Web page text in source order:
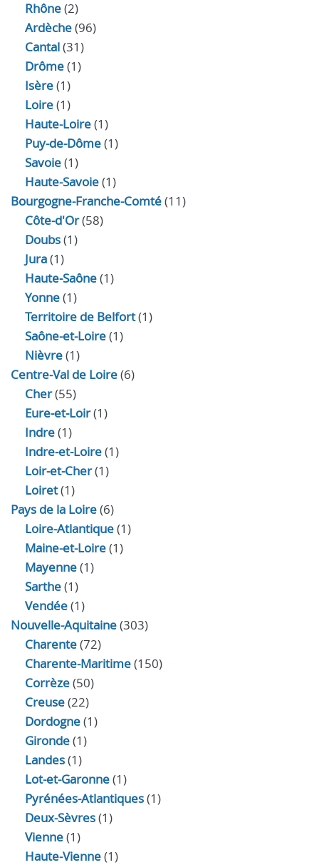
Rhône(2)
Ardèche(96)
Cantal(31)
Drôme(1)
Isère(1)
Loire(1)
Haute-Loire(1)
Puy-de-Dôme(1)
Savoie(1)
Haute-Savoie(1)
Bourgogne-Franche-Comté(11)
Côte-d'Or(58)
Doubs(1)
Jura(1)
Haute‑Saône(1)
Yonne(1)
Territoire de Belfort(1)
Saône-et-Loire(1)
Nièvre(1)
Centre-Val de Loire(6)
Cher(55)
Eure‑et‑Loir(1)
Indre(1)
Indre‑et‑Loire(1)
Loir‑et‑Cher(1)
Loiret(1)
Pays de la Loire(6)
Loire-Atlantique(1)
Maine-et-Loire(1)
Mayenne(1)
Sarthe(1)
Vendée(1)
Nouvelle-Aquitaine(303)
Charente(72)
Charente-Maritime(150)
Corrèze(50)
Creuse(22)
Dordogne(1)
Gironde(1)
Landes(1)
Lot-et-Garonne(1)
Pyrénées-Atlantiques(1)
Deux-Sèvres(1)
Vienne(1)
Haute-Vienne(1)